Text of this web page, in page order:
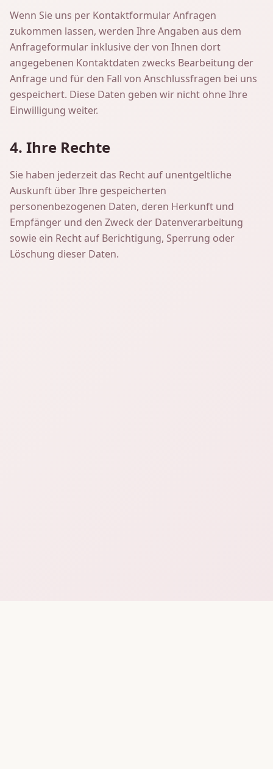
Wenn Sie uns per Kontaktformular Anfragen
zukommen lassen, werden Ihre Angaben aus dem
Anfrageformular inklusive der von Ihnen dort
angegebenen Kontaktdaten zwecks Bearbeitung der
Anfrage und für den Fall von Anschlussfragen bei uns
gespeichert. Diese Daten geben wir nicht ohne Ihre
Einwilligung weiter.
4. Ihre Rechte
Sie haben jederzeit das Recht auf unentgeltliche
Auskunft über Ihre gespeicherten
personenbezogenen Daten, deren Herkunft und
Empfänger und den Zweck der Datenverarbeitung
sowie ein Recht auf Berichtigung, Sperrung oder
Löschung dieser Daten.